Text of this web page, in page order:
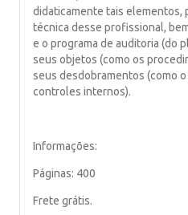
didaticamente tais elementos,
técnica desse profissional,
e o programa de auditoria (do
seus objetos (como os
seus desdobramentos (como
controles internos).
Informações:
Páginas: 400
Frete grátis.